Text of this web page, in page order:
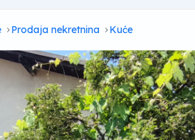
Prodaja nekretnina Kuće